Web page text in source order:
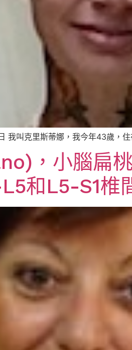
我叫克里斯蒂娜，我今年43歲，
，小腦扁
和L5-S1椎